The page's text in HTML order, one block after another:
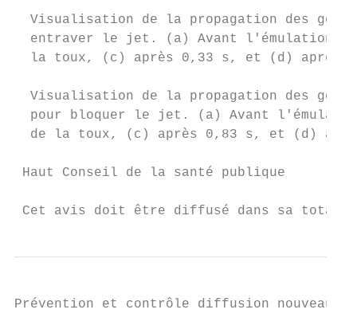
Visualisation de la propagation des
entraver le jet. (a) Avant l'émulation
la toux, (c) après 0,33 s, et (d) après
Visualisation de la propagation des
pour bloquer le jet. (a) Avant
de la toux, (c) après 0,83 s, et (d)
Haut Conseil de la santé publique
Cet avis doit être diffusé dans sa
Prévention et contrôle diffusion